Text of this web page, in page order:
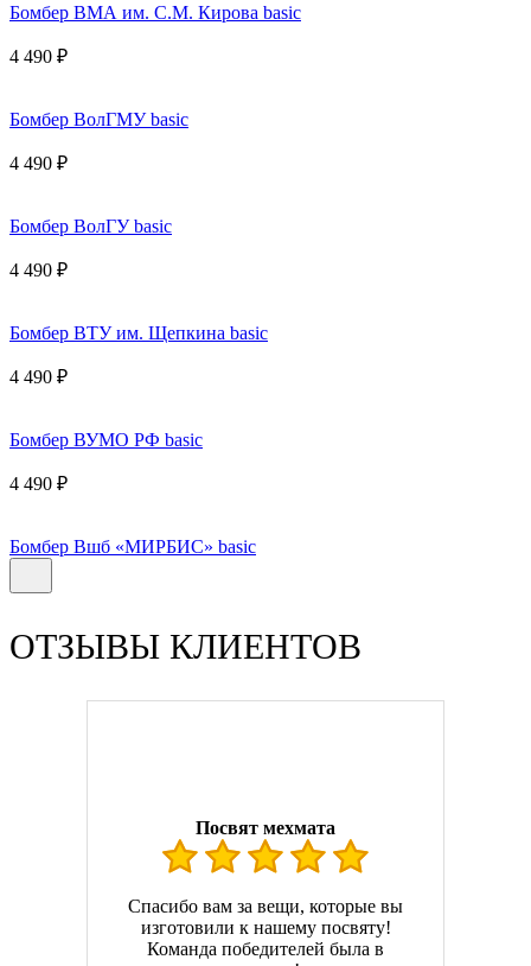
Бомбер ВМА им. С.М. Кирова basic
4 490 ₽
Бомбер ВолГМУ basic
4 490 ₽
Бомбер ВолГУ basic
4 490 ₽
Бомбер ВТУ им. Щепкина basic
4 490 ₽
Бомбер ВУМО РФ basic
4 490 ₽
Бомбер Вшб «МИРБИС» basic
ОТЗЫВЫ КЛИЕНТОВ
Посвят мехмата
Спасибо вам за вещи, которые вы
изготовили к нашему посвяту!
Команда победителей была в